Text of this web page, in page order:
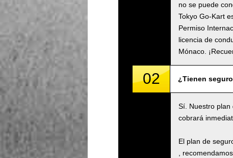
no se puede
Tokyo Go-Kart
Permiso
licencia de
Mónaco.
02 ¿Tienen
Sí. Nuestro plan
cobrará
El plan de
,